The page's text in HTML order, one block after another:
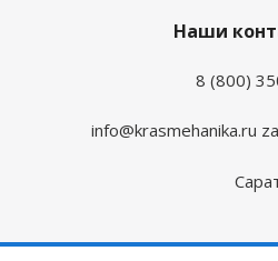
Наши
8 (800)
info@krasmehanika.ru